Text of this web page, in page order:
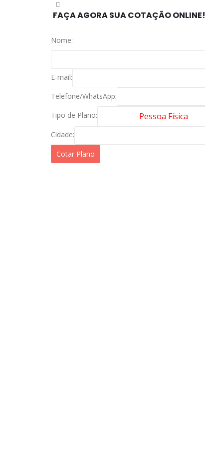
FAÇA AGORA SUA COTAÇÃO ONLINE!
Nome:
E-mail:
Telefone/WhatsApp:
Tipo de Plano:
Cidade: